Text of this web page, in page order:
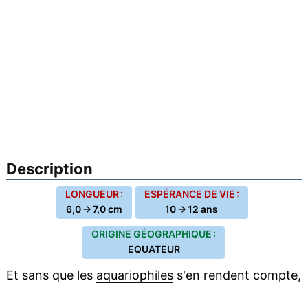
Description
LONGUEUR :
6,0 → 7,0 cm
ESPÉRANCE DE VIE :
10 → 12 ans
ORIGINE GÉOGRAPHIQUE :
EQUATEUR
Et sans que les aquariophiless'en rendent compte,